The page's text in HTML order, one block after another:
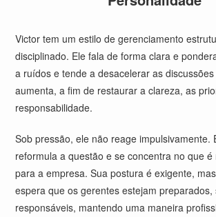
Victor tem um estilo de gerenciamento
disciplinado. Ele fala de forma clara e
a ruídos e tende a desacelerar as
aumenta, a fim de restaurar a clareza, as
responsabilidade.
Sob pressão, ele não reage impulsivamente.
reformula a questão e se concentra no que
para a empresa. Sua postura é exigente,
espera que os gerentes estejam
responsáveis, mantendo uma maneira